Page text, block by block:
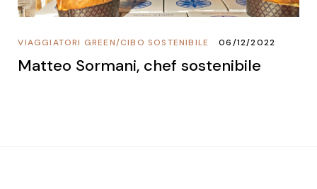
CIBO SOSTENIBILE
/
VIAGGIATORI GREEN 06/12/2022
Matteo Sormani, chef sostenibile